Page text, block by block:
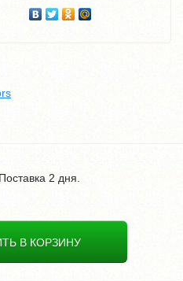
Поставка 2 дня.
В КОРЗИНУ